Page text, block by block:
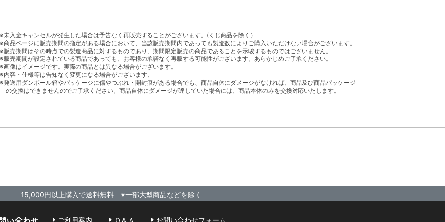
※未入金キャンセルが発生した場合は予告なく再販売することがございます。(くじ商品を除く）
※商品ページに販売期間の指定がある場合において、当該販売期間内であっても製造数によりご購入いただけない場合がございます。
※販売期間はその時点での製造商品に対するものであり、期間限定販売の商品であることを示唆するものではございません。
※販売期間が設定されている商品であっても、お客様の承諾なく再販する可能性がございます。あらかじめご了承ください。
※画像はイメージです。実際の商品とは異なる場合がございます。
※内容・仕様等は告知なく変更になる場合がございます。
※発送用ダンボール箱やパッケージに傷やつぶれ・開封痕がある場合でも、商品自体にダメージがなければ、商品及び商品パッケージ
の交換はできませんのでご了承ください。商品自体にダメージが達していた場合には、商品本体のみを交換対応いたします。
15,000円以上購入で送料無料 ※一部大型商品などを除く
ご利用案内 Ｑ＆Ａ お問い合わせフォーム